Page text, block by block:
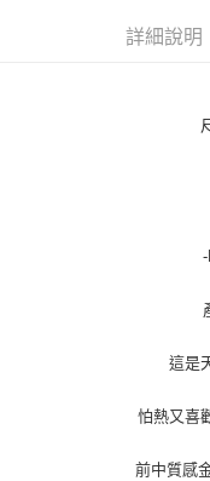
每筆NT$100，滿
詳細說明
這是
怕熱又喜
前中質感